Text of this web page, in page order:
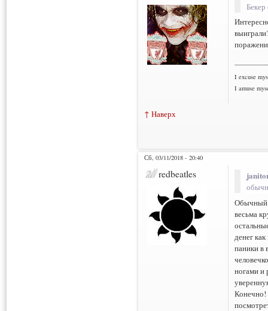
I excuse
I amuse
↑ Наверх
Сб, 03/11/2018 - 20:40
redbeatles
Обычный,
весьма
денег
паники в
ногами и
Конечно!